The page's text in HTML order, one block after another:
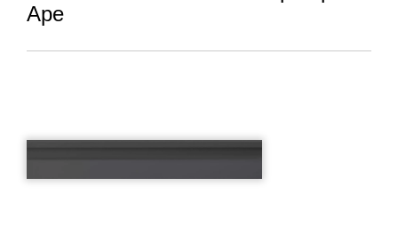
Ape